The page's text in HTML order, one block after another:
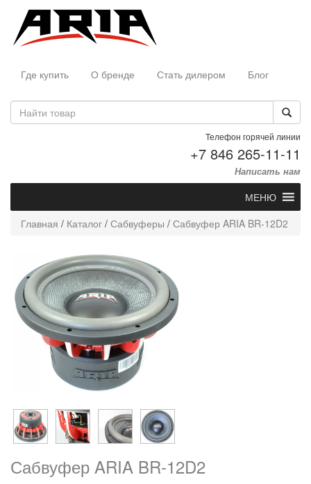
Где купить О бренде Стать дилером Блог
Телефон горячей линии
+7 846 265-11-11
Написать нам
МЕНЮ
Главная / Каталог / Сабвуферы / Сабвуфер ARIA BR-12D2
Сабвуфер ARIA BR-12D2